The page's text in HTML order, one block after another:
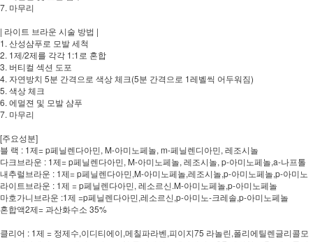
7. 마무리
| 라이트 브라운 시술 방법 |
1. 산성샴푸로 모발 세척
2. 1제/2제를 각각 1:1로 혼합
3. 버티컬 섹션 도포
4. 자연방치 5분 간격으로 색상 체크(5분 간격으로 1레벨씩 어두워짐)
5. 색상 체크
6. 에멀젼 및 모발 샴푸
7. 마무리
[주요성분]
블 랙 : 1제= p페닐렌다아민, M-아미노페놀, m-페닐렌디아민, 레조시놀
다크브라운 : 1제= p페닐렌다아민, M-아미노페놀, 레조시놀, p-아미노페놀,a-나프톨
내추럴브라운 : 1제= p페닐렌다아민,M-아미노페놀,레조시놀,p-아미노페놀,p-아미노
라이트브라운 : 1제 = p페닐렌다아민, 레소르신.M-아미노페놀,p-아미노페놀
마호가니브라운 :1제 =p페닐렌다아민,레소르신,p-아미노-크레솔,p-아미노페놀
혼합액2제= 과산화수소 35%
클리어 : 1제 = 정제수,이디티에이,메칠파라벤,피이지75 라놀린,폴리에틸렌글리콜모